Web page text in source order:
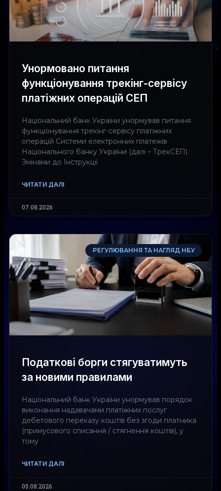
Унормовано питання
функціонування трекінг-сервісу
платіжних операцій СЕП
Національний банк України унормував питання
функціонування трекінг-сервісу платіжних
операцій Системи електронних платежів
Національного банку України (далі – ТрекСЕП).
Змінами до Інструкції
ЧИТАТИ ДАЛІ
07.08.2026
РЕГУЛЮВАННЯ ТА НАГЛЯД НБУ
Податкові борги стягуватимуть
за новими правилами
Національний банк України унормував порядок
виконання надавачами платіжних послуг
дебетового переказу коштів без згоди платника
(примусового списання / стягнення коштів), у
тому
ЧИТАТИ ДАЛІ
05.08.2026